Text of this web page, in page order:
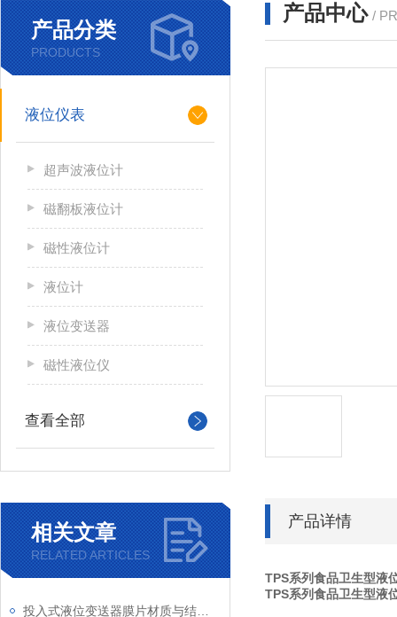
产品分类
PRODUCTS
液位仪表
超声波液位计
磁翻板液位计
磁性液位计
液位计
液位变送器
磁性液位仪
查看全部
相关文章
RELATED ARTICLES
产品中心 /
产品详情
TPS系列食品卫生型液
TPS系列食品卫生型液